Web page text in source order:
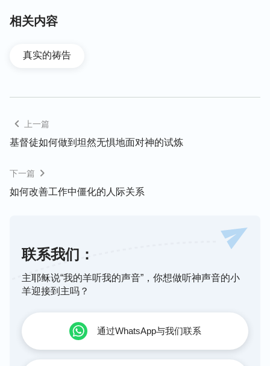
待祝福体贴他心意的人。所罗门向神祷告时没有为个
仅得到了聪明智慧，连他没有求的富足、尊荣，神也
赐给他了。
再反省我们平日里祷告神的内容是什么，多数人总是
祷告：“主啊！求你让我的事业顺畅、兴旺。”“主啊！
啊！求你让我们一家人平安。”我们所求的都是为自
己的利益，为吃什么、穿什么，能享受多少福气而祈
求。其实，主耶稣曾明确地说：“
说：‘吃什么？喝什么？穿什么？’这都是外邦人所求
的。你们需用的这一切东西，你们的天父是知道的。
了。
（马太福音6:31-33）
主直接告诉我们了，不要为肉体的吃穿而祈求，这些
相关内容
真实的祷告
上一篇
基督徒如何做到坦然无惧地面对神的试炼
下一篇
如何改善工作中僵化的人际关系
联系我们：
主耶稣说“我的羊听我的声音”，你想做听神声音的小
羊迎接到主吗？
通过WhatsApp与我们联系